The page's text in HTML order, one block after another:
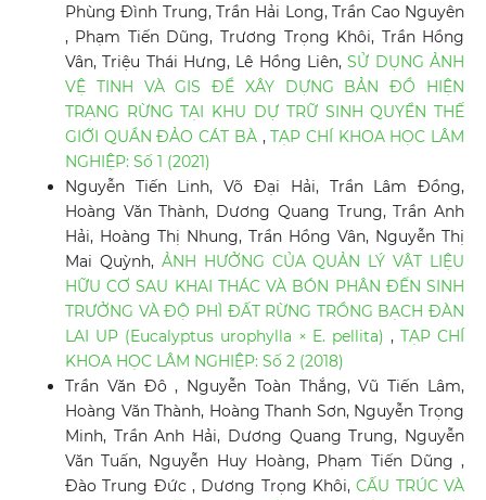
Phùng Đình Trung, Trần Hải Long, Trần Cao Nguyên
, Phạm Tiến Dũng, Trương Trọng Khôi, Trần Hồng
Vân, Triệu Thái Hưng, Lê Hồng Liên,SỬ DỤNG ẢNH
VỆ TINH VÀ GIS ĐỂ XÂY DỰNG BẢN ĐỒ HIỆN
TRẠNG RỪNG TẠI KHU DỰ TRỮ SINH QUYỂN THẾ
GIỚI QUẦN ĐẢO CÁT BÀ ,TẠP CHÍ KHOA HỌC LÂM
NGHIỆP: Số 1 (2021)
Nguyễn Tiến Linh, Võ Đại Hải, Trần Lâm Đồng,
Hoàng Văn Thành, Dương Quang Trung, Trần Anh
Hải, Hoàng Thị Nhung, Trần Hồng Vân, Nguyễn Thị
Mai Quỳnh, ẢNH HƯỞNG CỦA QUẢN LÝ VẬT LIỆU
HỮU CƠ SAU KHAI THÁC VÀ BÓN PHÂN ĐẾN SINH
TRƯỞNG VÀ ĐỘ PHÌ ĐẤT RỪNG TRỒNG BẠCH ĐÀN
LAI UP (Eucalyptus urophylla × E. pellita),TẠP CHÍ
KHOA HỌC LÂM NGHIỆP: Số 2 (2018)
Trần Văn Đô , Nguyễn Toàn Thắng, Vũ Tiến Lâm,
Hoàng Văn Thành, Hoàng Thanh Sơn, Nguyễn Trọng
Minh, Trần Anh Hải, Dương Quang Trung, Nguyễn
Văn Tuấn, Nguyễn Huy Hoàng, Phạm Tiến Dũng ,
Đào Trung Đức , Dương Trọng Khôi,CẤU TRÚC VÀ